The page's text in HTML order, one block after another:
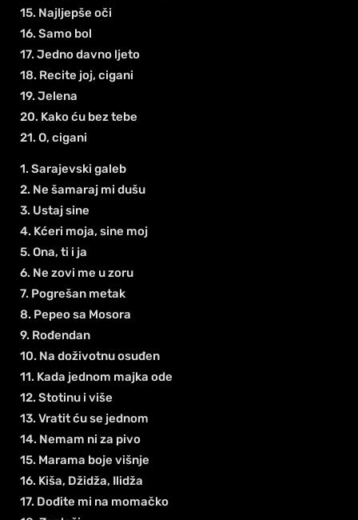
15. Najljepše oči
16. Samo bol
17. Jedno davno ljeto
18. Recite joj, cigani
19. Jelena
20. Kako ću bez tebe
21. O, cigani
1. Sarajevski galeb
2. Ne šamaraj mi dušu
3. Ustaj sine
4. Kćeri moja, sine moj
5. Ona, ti i ja
6. Ne zovi me u zoru
7. Pogrešan metak
8. Pepeo sa Mosora
9. Rođendan
10. Na doživotnu osuđen
11. Kada jednom majka ode
12. Stotinu i više
13. Vratit ću se jednom
14. Nemam ni za pivo
15. Marama boje višnje
16. Kiša, Džidža, Ilidža
17. Dođite mi na momačko